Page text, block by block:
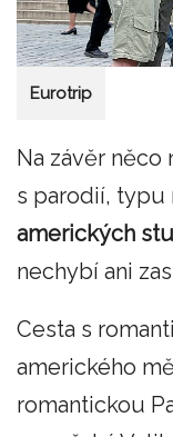
Eurotrip
Na závěr něco
s parodií, typu
amerických
nechybí ani
Cesta s
amerického
romantickou